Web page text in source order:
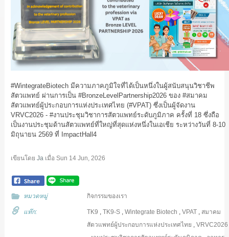
#WintegrateBiotechมีความภาคภูมิใจที่ได้เป็นหนึ่งในผู้สนับสนุนวิชาชีพ
สัตวแพทย์ ผ่านการเป็น #BronzeLevelPartnership2026ของ #สมาคม
สัตวแพทย์ผู้ประกอบการแห่งประเทศไทย (#VPAT) ซึ่งเป็นผู้จัดงาน
VRVC2026 - #งานประชุมวิชาการสัตวแพทย์ระดับภูมิภาค ครั้งที่ 18 ซึ่งถือ
เป็นงานประชุมด้านสัตวแพทย์ที่ใหญ่ที่สุดแห่งหนึ่งในเอเชีย ระหว่างวันที่ 8-10
มิถุนายน 2569 ที่ ImpactHall4
เขียนโดย Jaเมื่อ Sun 14 Jun, 2026
หมวดหมู่ กิจกรรมของเรา
แท๊ก: TK9 ,TK9-S ,Wintegrate Biotech ,VPAT , สมาคม
สัตวแพทย์ผู้ประกอบการแห่งประเทศไทย ,VRVC2026